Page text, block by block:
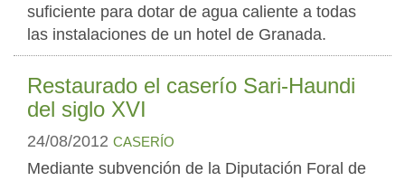
suficiente para dotar de agua caliente a todas
las instalaciones de un hotel de Granada.
Restaurado el caserío Sari-Haundi
del siglo XVI
24/08/2012 CASERÍO
Mediante subvención de la Diputación Foral de